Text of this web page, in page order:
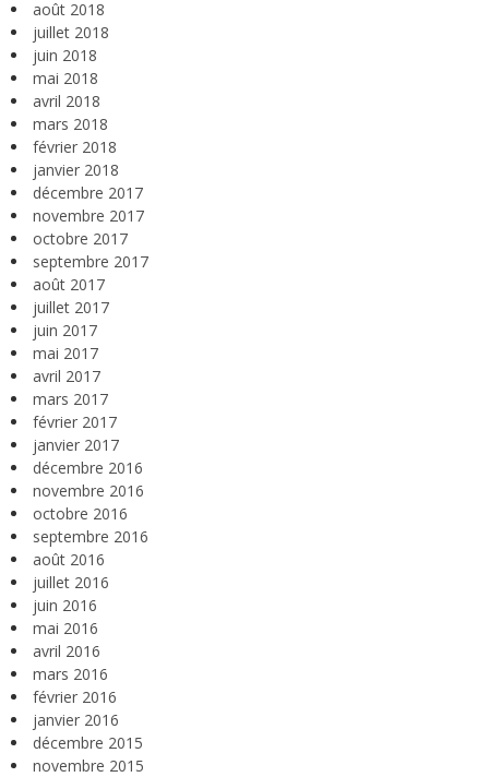
août 2018
juillet 2018
juin 2018
mai 2018
avril 2018
mars 2018
février 2018
janvier 2018
décembre 2017
novembre 2017
octobre 2017
septembre 2017
août 2017
juillet 2017
juin 2017
mai 2017
avril 2017
mars 2017
février 2017
janvier 2017
décembre 2016
novembre 2016
octobre 2016
septembre 2016
août 2016
juillet 2016
juin 2016
mai 2016
avril 2016
mars 2016
février 2016
janvier 2016
décembre 2015
novembre 2015